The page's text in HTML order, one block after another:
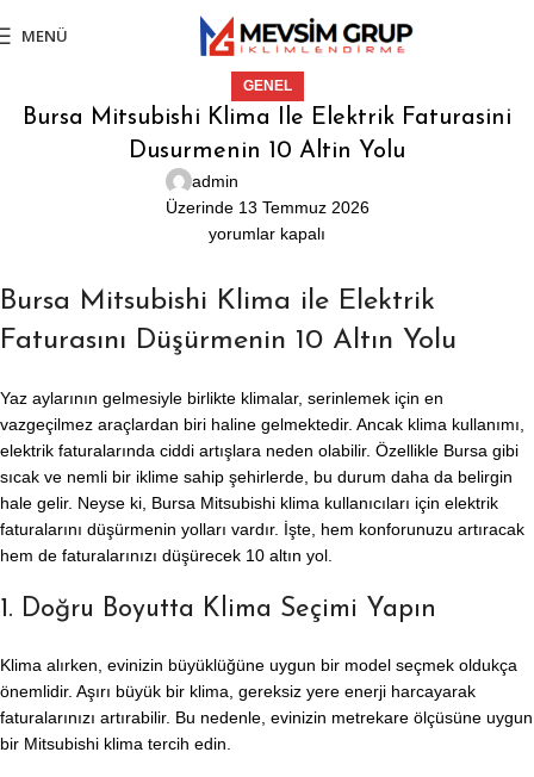
MENÜ
GENEL
Bursa Mitsubishi Klima Ile Elektrik Faturasini
Dusurmenin 10 Altin Yolu
admin
Üzerinde 13 Temmuz 2026
yorumlar kapalı
Bursa Mitsubishi Klima ile Elektrik
Faturasını Düşürmenin 10 Altın Yolu
Yaz aylarının gelmesiyle birlikte klimalar, serinlemek için en
vazgeçilmez araçlardan biri haline gelmektedir. Ancak klima kullanımı,
elektrik faturalarında ciddi artışlara neden olabilir. Özellikle Bursa gibi
sıcak ve nemli bir iklime sahip şehirlerde, bu durum daha da belirgin
hale gelir. Neyse ki, Bursa Mitsubishi klima kullanıcıları için elektrik
faturalarını düşürmenin yolları vardır. İşte, hem konforunuzu artıracak
hem de faturalarınızı düşürecek 10 altın yol.
1. Doğru Boyutta Klima Seçimi Yapın
Klima alırken, evinizin büyüklüğüne uygun bir model seçmek oldukça
önemlidir. Aşırı büyük bir klima, gereksiz yere enerji harcayarak
faturalarınızı artırabilir. Bu nedenle, evinizin metrekare ölçüsüne uygun
bir Mitsubishi klima tercih edin.